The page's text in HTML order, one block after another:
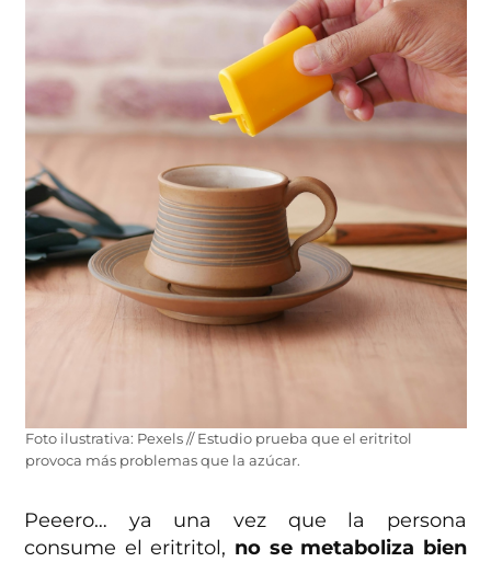
Foto ilustrativa: Pexels // Estudio prueba que el eritritol
provoca más problemas que la azúcar.
Peeero… ya una vez que la persona
consume el eritritol, no se metaboliza bien